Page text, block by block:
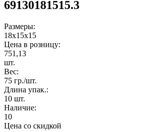
69130181515.3
Размеры:
18x15x15
Цена в розницу:
751,13
шт.
Вес:
75 гр./шт.
Длина упак.:
10 шт.
Наличие:
10
Цена со скидкой